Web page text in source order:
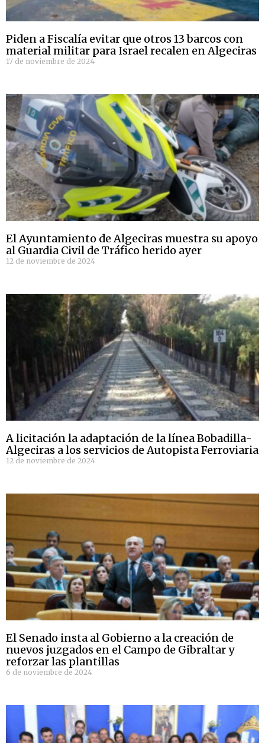
Piden a Fiscalía evitar que otros 13 barcos con
material militar para Israel recalen en Algeciras
17 de noviembre de 2024
El Ayuntamiento de Algeciras muestra su apoyo
al Guardia Civil de Tráfico herido ayer
12 de noviembre de 2024
A licitación la adaptación de la línea Bobadilla-
Algeciras a los servicios de Autopista Ferroviaria
12 de noviembre de 2024
El Senado insta al Gobierno a la creación de
nuevos juzgados en el Campo de Gibraltar y
reforzar las plantillas
6 de noviembre de 2024